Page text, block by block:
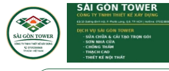
SÀI GÒN TOWER
SÀI GÒN TOWER
0705288868
https://suanhahochiminh.com/